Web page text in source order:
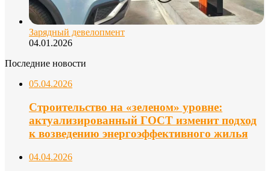
Зарядный девелопмент
04.01.2026
Последние новости
05.04.2026
Строительство на «зеленом» уровне:
актуализированный ГОСТ изменит подход
к возведению энергоэффективного жилья
04.04.2026